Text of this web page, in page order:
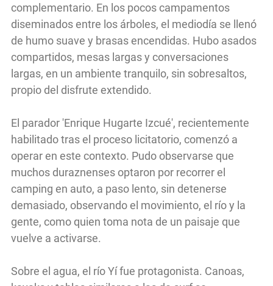
complementario. En los pocos campamentos
diseminados entre los árboles, el mediodía se llenó
de humo suave y brasas encendidas. Hubo asados
compartidos, mesas largas y conversaciones
largas, en un ambiente tranquilo, sin sobresaltos,
propio del disfrute extendido.
El parador 'Enrique Hugarte Izcué', recientemente
habilitado tras el proceso licitatorio, comenzó a
operar en este contexto. Pudo observarse que
muchos duraznenses optaron por recorrer el
camping en auto, a paso lento, sin detenerse
demasiado, observando el movimiento, el río y la
gente, como quien toma nota de un paisaje que
vuelve a activarse.
Sobre el agua, el río Yí fue protagonista. Canoas,